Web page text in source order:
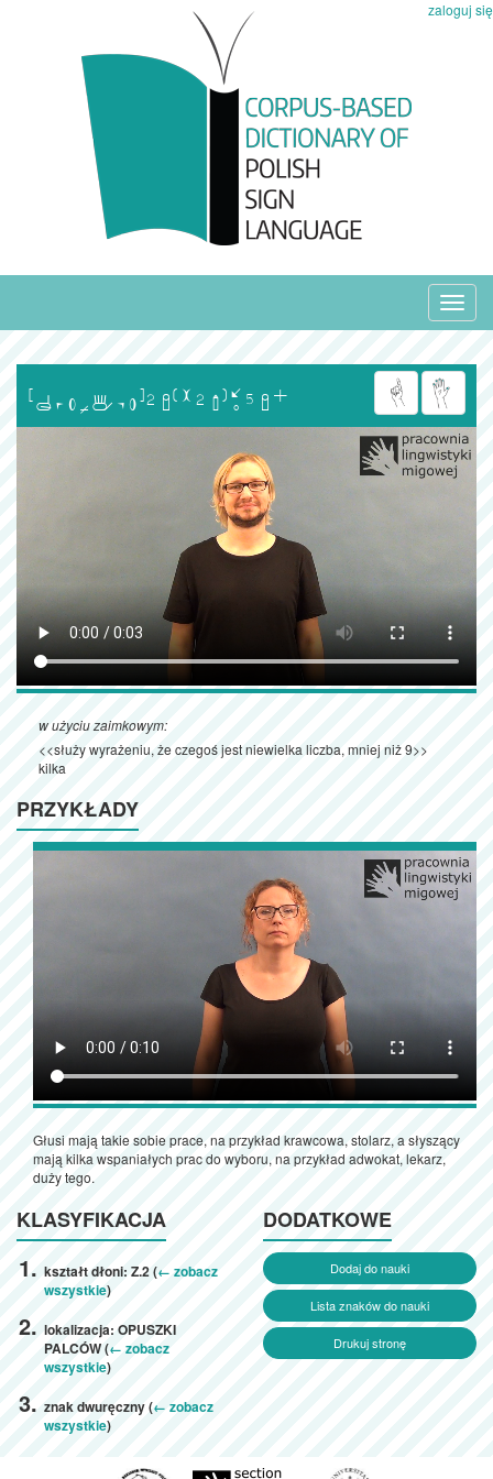
zaloguj się

w użyciu zaimkowym:
<<służy wyrażeniu, że czegoś jest niewielka liczba, mniej niż 9>>
kilka
PRZYKŁADY
Głusi mają takie sobie prace, na przykład krawcowa, stolarz, a słyszący
mają kilka wspaniałych prac do wyboru, na przykład adwokat, lekarz,
duży tego.
KLASYFIKACJA
kształt dłoni: Z.2 (← zobacz
wszystkie)
lokalizacja: OPUSZKI
PALCÓW (← zobacz
wszystkie)
znak dwuręczny (← zobacz
wszystkie)
DODATKOWE
Dodaj do nauki
Lista znaków do nauki
Drukuj stronę